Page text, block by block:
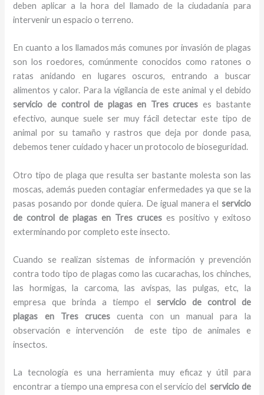
deben aplicar a la hora del llamado de la ciudadanía para
intervenir un espacio o terreno.
En cuanto a los llamados más comunes por invasión de plagas
son los roedores, comúnmente conocidos como ratones o
ratas anidando en lugares oscuros, entrando a buscar
alimentos y calor. Para la vigilancia de este animal y el debido
servicio de control de plagasen Tres cruces es bastante
efectivo, aunque suele ser muy fácil detectar este tipo de
animal por su tamaño y rastros que deja por donde pasa,
debemos tener cuidado y hacer un protocolo de bioseguridad.
Otro tipo de plaga que resulta ser bastante molesta son las
moscas, además pueden contagiar enfermedades ya que se la
pasas posando por donde quiera. De igual manera el servicio
de control de plagas en Tres cruceses positivo y exitoso
exterminando por completo este insecto.
Cuando se realizan sistemas de información y prevención
contra todo tipo de plagas como las cucarachas, los chinches,
las hormigas, la carcoma, las avispas, las pulgas, etc, la
empresa que brinda a tiempo elservicio de control de
plagas en Tres crucescuenta con un manual para la
observación e intervención de este tipo de animales e
insectos.
La tecnología es una herramienta muy eficaz y útil para
encontrar a tiempo una empresa con el servicio delservicio de